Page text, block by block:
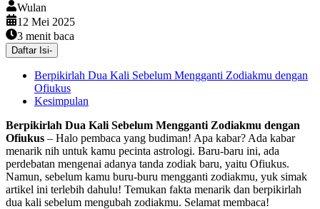
Wulan
12 Mei 2025
3 menit baca
Daftar Isi-
Berpikirlah Dua Kali Sebelum Mengganti Zodiakmu dengan
Ofiukus
Kesimpulan
Berpikirlah Dua Kali Sebelum Mengganti Zodiakmu dengan
Ofiukus – Halo pembaca yang budiman! Apa kabar? Ada kabar
menarik nih untuk kamu pecinta astrologi. Baru-baru ini, ada
perdebatan mengenai adanya tanda zodiak baru, yaitu Ofiukus.
Namun, sebelum kamu buru-buru mengganti zodiakmu, yuk simak
artikel ini terlebih dahulu! Temukan fakta menarik dan berpikirlah
dua kali sebelum mengubah zodiakmu. Selamat membaca!